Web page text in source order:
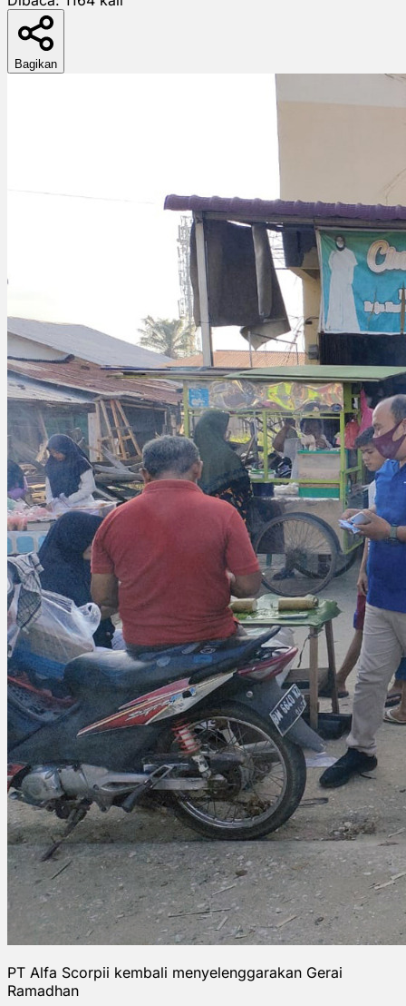
Bagikan
PT Alfa Scorpii kembali menyelenggarakan Gerai
Ramadhan